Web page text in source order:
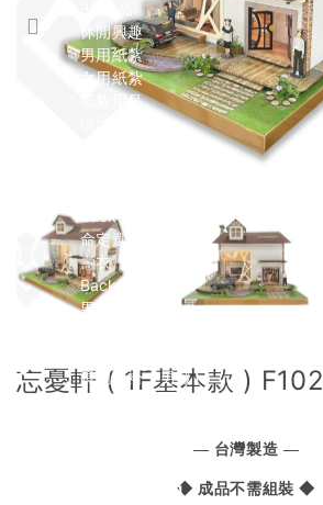
休閒興趣
男用紙紮
女用紙紮
紙紮用品
Back
命定選色
壽衣
Back
男士
長袍馬褂【男緞】
長袍馬褂【天然絲】
衣裙【天然絲】
忘憂軒 ( 1F基本款 ) F102
— 台灣製造 —
◆ 成品不需組裝 ◆